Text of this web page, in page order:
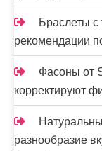
е
й
Браслеты
рекомендации
Фасоны от
корректируют
разнообразие